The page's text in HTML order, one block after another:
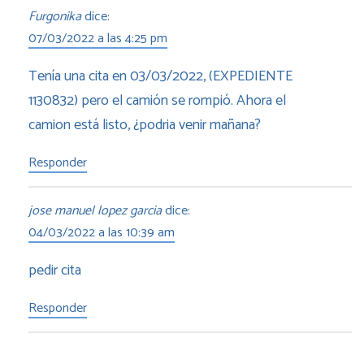
Furgonikadice:
07/03/2022 a las 4:25 pm
Tenía una cita en 03/03/2022, (EXPEDIENTE
1130832) pero el camión se rompió. Ahora el
camion está listo, ¿podria venir mañana?
Responder
jose manuel lopez garciadice:
04/03/2022 a las 10:39 am
pedir cita
Responder